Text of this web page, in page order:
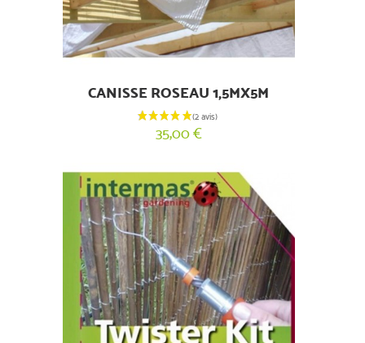
CANISSE ROSEAU 1,5MX5M
35,00 €